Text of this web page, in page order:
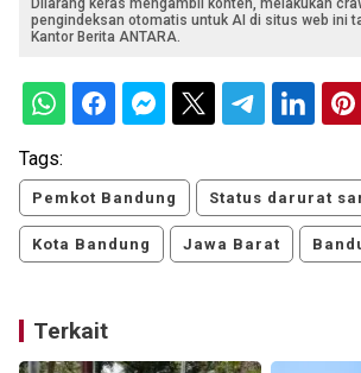
Dilarang keras mengambil konten, melakukan
pengindeksan otomatis untuk AI di situs web ini
Kantor Berita ANTARA.
Tags:
Pemkot Bandung Status darurat
Kota Bandung Jawa Barat
Terkait